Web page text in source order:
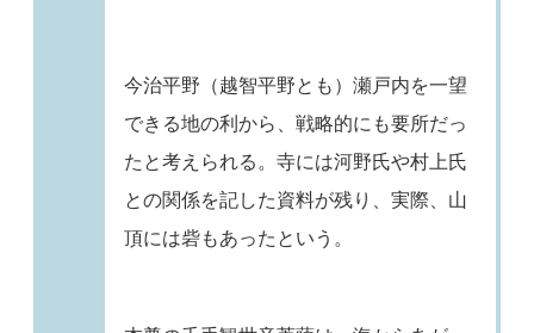
今治平野（越智平野とも）瀬戸内を一望
できる地の利から、戦略的にも要所だっ
たと考えられる。寺には河野氏や村上氏
との関係を記した資料が残り、実際、山
頂には砦もあったという。